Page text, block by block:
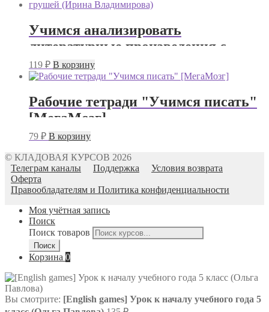
Учимся анализировать
литературные произведения с
грушей (Ирина Владимирова)
119 ₽ В корзину
Рабочие тетради "Учимся писать"
[МегаМозг]
79 ₽ В корзину
© КЛАДОВАЯ КУРСОВ 2026
Телеграм каналы
Поддержка
Условия возврата
Оферта
Правообладателям и Политика конфиденциальности
Моя учётная запись
Поиск
Поиск товаров
Поиск
Корзина 0
Вы смотрите: [English games] Урок к началу учебного года 5